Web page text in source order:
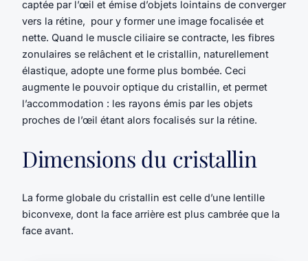
captée par l’œil et émise d’objets lointains de converger
vers la rétine, pour y former une image focalisée et
nette. Quand le muscle ciliaire se contracte, les fibres
zonulaires se relâchent et le cristallin, naturellement
élastique, adopte une forme plus bombée. Ceci
augmente le pouvoir optique du cristallin, et permet
l’accommodation : les rayons émis par les objets
proches de l’œil étant alors focalisés sur la rétine.
Dimensions du cristallin
La forme globale du cristallin est celle d’une lentille
biconvexe, dont la face arrière est plus cambrée que la
face avant.